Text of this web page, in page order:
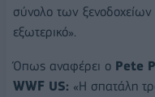
σύνολο των
εξωτερικό».
Όπως αναφέρει ο Pete
WWF US: «Η σπατάλη